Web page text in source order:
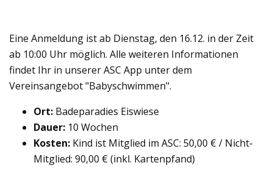
Eine Anmeldung ist ab Dienstag, den 16.12. in der Zeit
ab 10:00 Uhr möglich. Alle weiteren Informationen
findet Ihr in unserer ASC App unter dem
Vereinsangebot "Babyschwimmen".
Ort: Badeparadies Eiswiese
Dauer: 10 Wochen
Kosten: Kind ist Mitglied im ASC: 50,00 € / Nicht-
Mitglied: 90,00 € (inkl. Kartenpfand)